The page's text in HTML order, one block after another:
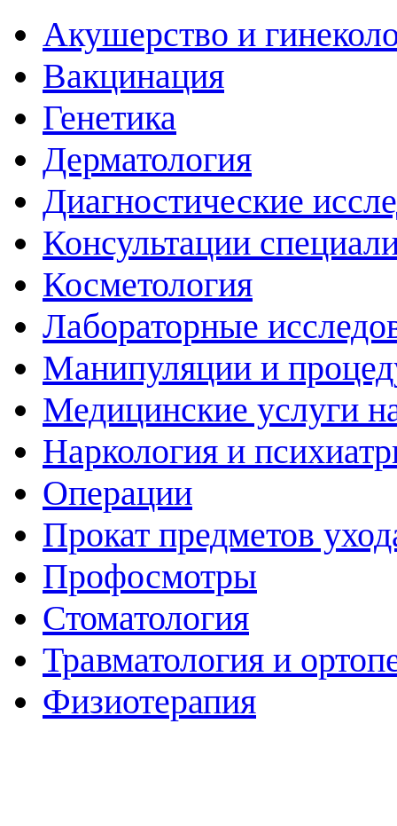
Акушерство и
Вакцинация
Генетика
Дерматология
Диагностические
Консультации
Косметология
Лабораторные
Манипуляции и
Медицинские услуги
Наркология и
Операции
Прокат предметов
Профосмотры
Стоматология
Травматология и
Физиотерапия